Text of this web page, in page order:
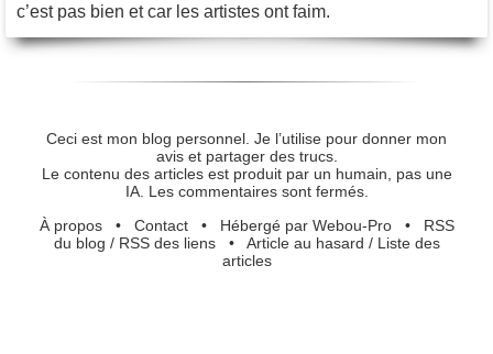
c’est pas bien et car les artistes ont faim.
Ceci est mon blog personnel. Je l’utilise pour donner mon
avis et partager des trucs.
Le contenu des articles est produit par un humain, pas une
IA. Les commentaires sont fermés.
À propos• Contact• Hébergé par Webou-Pro• RSS
du blog / RSS des liens• Article au hasard / Liste des
articles